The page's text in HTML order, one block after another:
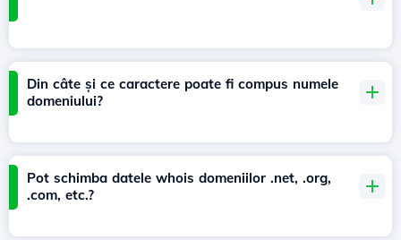
Din câte și ce caractere poate fi compus numele
domeniului?
Pot schimba datele whois domeniilor .net, .org,
.com, etc.?